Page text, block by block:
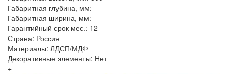
Габаритная глубина, мм:
Габаритная ширина, мм:
Гарантийный срок мес.: 12
Страна: Россия
Материалы: ЛДСП/МДФ
Декоративные элементы: Нет
+